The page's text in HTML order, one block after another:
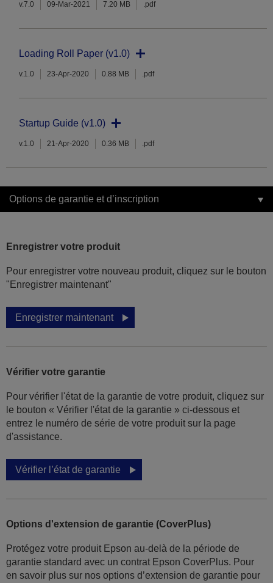
v.7.0 09-Mar-2021 7.20 MB .pdf
Loading Roll Paper (v1.0)
v.1.0 23-Apr-2020 0.88 MB .pdf
Startup Guide (v1.0)
v.1.0 21-Apr-2020 0.36 MB .pdf
Options de garantie et d’inscription
Enregistrer votre produit
Pour enregistrer votre nouveau produit, cliquez sur le bouton
"Enregistrer maintenant"
Enregistrer maintenant
Vérifier votre garantie
Pour vérifier l'état de la garantie de votre produit, cliquez sur
le bouton « Vérifier l'état de la garantie » ci-dessous et
entrez le numéro de série de votre produit sur la page
d'assistance.
Vérifier l’état de garantie
Options d'extension de garantie (CoverPlus)
Protégez votre produit Epson au-delà de la période de
garantie standard avec un contrat Epson CoverPlus. Pour
en savoir plus sur nos options d’extension de garantie pour